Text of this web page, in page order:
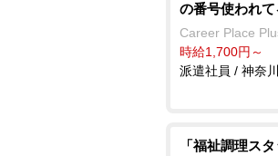
の番号使われ
Career Place
時給1,700円～
派遣社員 / 神奈
「福祉調理ス